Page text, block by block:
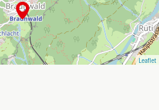
Leaflet